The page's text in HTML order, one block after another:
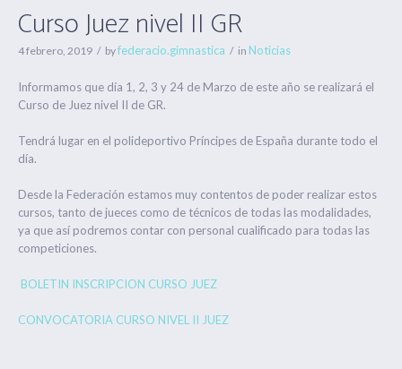
Curso Juez nivel II GR
4 febrero, 2019 byfederacio.gimnastica in Noticias
Informamos que día 1, 2, 3 y 24 de Marzo de este año se realizará el
Curso de Juez nivel II de GR.
Tendrá lugar en el polideportivo Príncipes de España durante todo el
día.
Desde la Federación estamos muy contentos de poder realizar estos
cursos, tanto de jueces como de técnicos de todas las modalidades,
ya que así podremos contar con personal cualificado para todas las
competiciones.
BOLETIN INSCRIPCION CURSO JUEZ
CONVOCATORIA CURSO NIVEL II JUEZ